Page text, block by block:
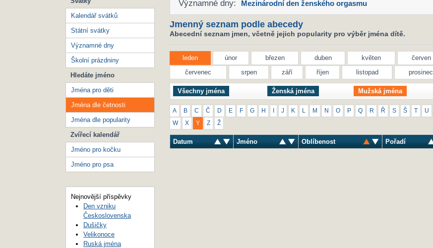
Významné dny: Mezinárodní den ženského orgasmu
Jmenný seznam podle abecedy
Abecední seznam jmen, včetně jejich popularity pro výběr jména dítě.
leden únor březen duben květen
červen
červenec
srpen září říjen listopad prosinec
Všechny jména Ženská jména Mužská jména
A B C Č D E F G H J K M N O P Q R Ř S Š T U
W X Y Z Ž
Datum Jméno Oblíbenost Pořadí
Kalendář svátků
Státní svátky
Významné dny
Školní prázdniny
Hledáte jméno
Jména pro děti
Jména dle četnosti
Jména dle popularity
Zvířecí kalendář
Jméno pro kočku
Jméno pro psa
Nejnovější příspěvky
Den vzniku
Československa
Dušičky
Velikonoce
Ruská jména